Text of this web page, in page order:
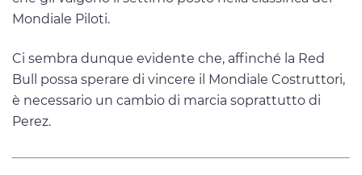
Mondiale Piloti.
Ci sembra dunque evidente che, affinché la Red
Bull possa sperare di vincere il Mondiale Costruttori,
è necessario un cambio di marcia soprattutto di
Perez.